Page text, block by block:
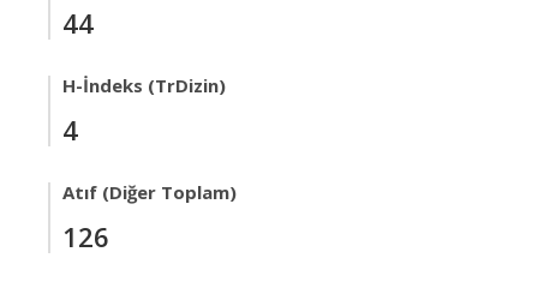
44
H-İndeks (TrDizin)
4
Atıf (Diğer Toplam)
126